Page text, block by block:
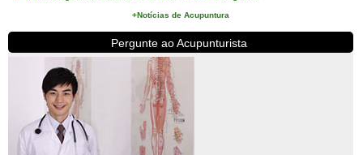
+Notícias de Acupuntura
Pergunte ao Acupunturista